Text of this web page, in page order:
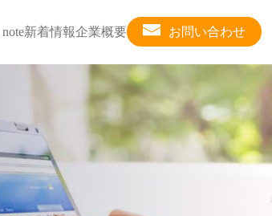
note新着情報企業概要 お問い合わせ